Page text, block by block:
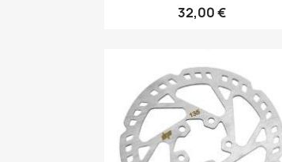
32,00 €